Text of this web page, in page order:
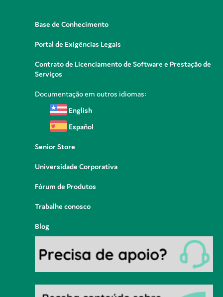
Base de Conhecimento
Portal de Exigências Legais
Contrato de Licenciamento de Software e Prestação de
Serviços
Documentação em outros idiomas:
English
Español
Senior Store
Universidade Corporativa
Fórum de Produtos
Trabalhe conosco
Blog